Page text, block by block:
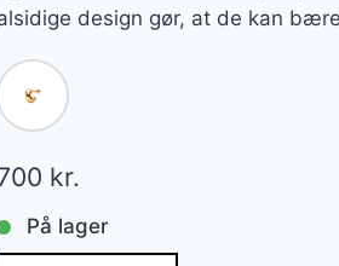
design gør, at de kan
kr.
På lager